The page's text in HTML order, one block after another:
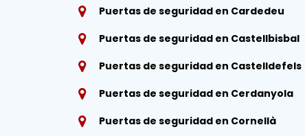
Puertas de seguridad en Cardedeu
Puertas de seguridad en Castellbisbal
Puertas de seguridad en Castelldefels
Puertas de seguridad en Cerdanyola
Puertas de seguridad en Cornellà